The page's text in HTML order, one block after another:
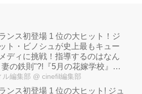
ンス初登場 1 位の大ヒット！ジ
ト・ビノシュが史上最もキュー
ディに挑戦！指導するのはなん
妻の鉄則"?!『5月の花嫁学校』本
ル編集部 @ cinefil編集部
ンス初登場 1 位の大ヒット! ジュ